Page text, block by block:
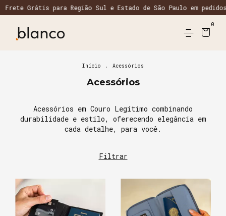
Grátis para Região Sul e Estado de São Paulo em pedidos
0
Início . Acessórios
Acessórios
Acessórios em Couro Legítimo combinando
durabilidade e estilo, oferecendo elegância em
cada detalhe, para você.
Filtrar